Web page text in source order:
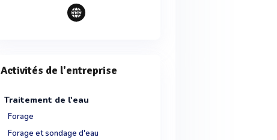
Activités de l'entreprise
Traitement de l'eau
Forage
Forage et sondage d'eau